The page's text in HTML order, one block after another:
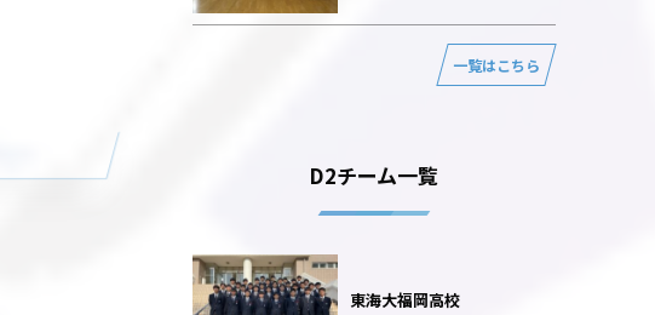
一覧はこちら
D2チーム一覧
東海大福岡高校